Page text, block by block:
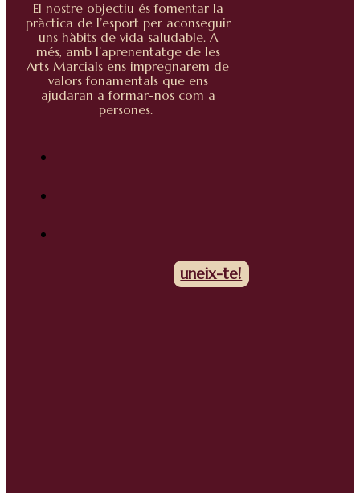
El nostre objectiu és fomentar la
pràctica de l’esport per aconseguir
uns hàbits de vida saludable. A
més, amb l’aprenentatge de les
Arts Marcials ens impregnarem de
valors fonamentals que ens
ajudaran a formar-nos com a
persones.
uneix-te!